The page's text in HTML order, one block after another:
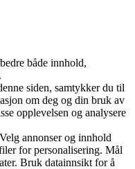
både innhold,
siden, samtykker du til
om deg og din bruk av
opplevelsen og analysere
annonser og innhold
for personalisering. Mål
Bruk datainnsikt for å